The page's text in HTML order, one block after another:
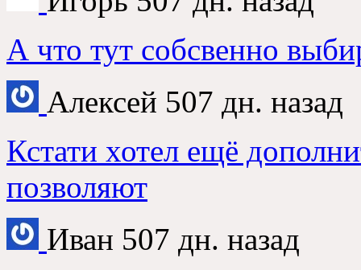
А что тут собсвенно
Алексей 507 дн. назад
Кстати хотел ещё
позволяют
Иван 507 дн. назад